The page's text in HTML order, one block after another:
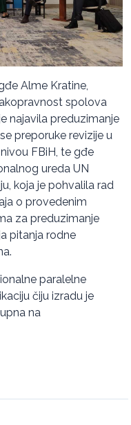
Alme Kratine,
spolova
najavila preduzimanje
preporuke revizije u
FBiH, te gđe
ureda UN
koja je pohvalila rad
o provedenim
za preduzimanje
pitanja rodne
paralelne
čiju izradu je
na